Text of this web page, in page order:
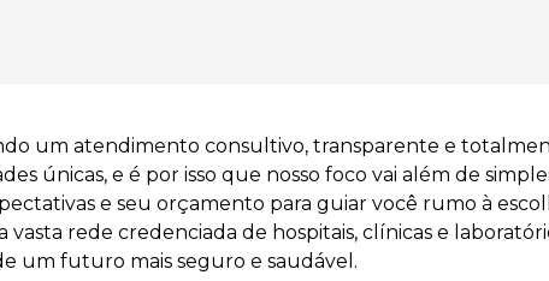
um atendimento consultivo, transparente e
únicas, e é por isso que nosso foco vai além de
e seu orçamento para guiar você rumo à
rede credenciada de hospitais, clínicas e
um futuro mais seguro e saudável.